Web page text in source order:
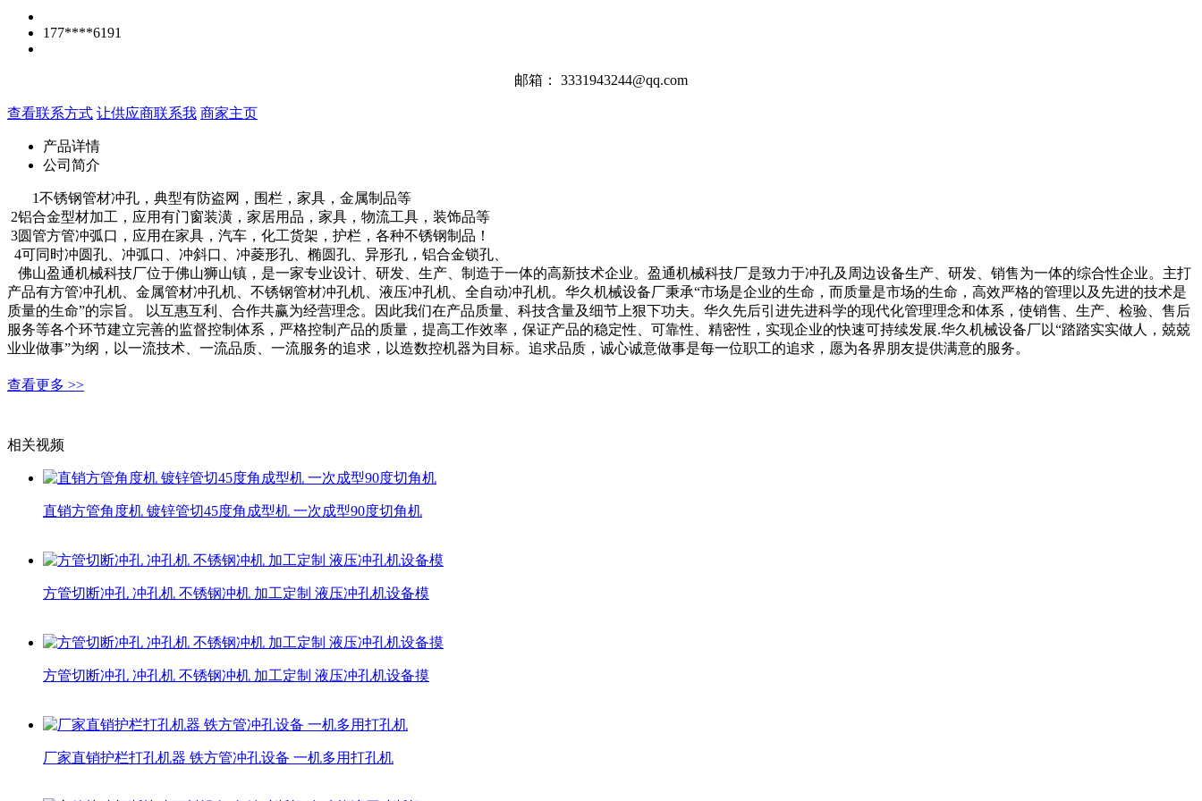
177****6191
邮箱： 3331943244@qq.com
查看联系方式 让供应商联系我 商家主页
产品详情
公司简介
1不锈钢管材冲孔，典型有防盗网，围栏，家具，金属制品等
2铝合金型材加工，应用有门窗装潢，家居用品，家具，物流工具，装饰品等
3圆管方管冲弧口，应用在家具，汽车，化工货架，护栏，各种不锈钢制品！
4可同时冲圆孔、冲弧口、冲斜口、冲菱形孔、椭圆孔、异形孔，铝合金锁孔、
佛山盈通机械科技厂位于佛山狮山镇，是一家专业设计、研发、生产、制造于一体的高新技术企业。盈通机械科技厂是致力于冲孔及周边设备生产、研发、销售为一体的综合性企业。主打
产品有方管冲孔机、金属管材冲孔机、不锈钢管材冲孔机、液压冲孔机、全自动冲孔机。华久机械设备厂秉承“市场是企业的生命，而质量是市场的生命，高效严格的管理以及先进的技术是
质量的生命”的宗旨。 以互惠互利、合作共赢为经营理念。因此我们在产品质量、科技含量及细节上狠下功夫。华久先后引进先进科学的现代化管理理念和体系，使销售、生产、检验、售后
服务等各个环节建立完善的监督控制体系，严格控制产品的质量，提高工作效率，保证产品的稳定性、可靠性、精密性，实现企业的快速可持续发展.华久机械设备厂以“踏踏实实做人，兢兢
业业做事”为纲，以一流技术、一流品质、一流服务的追求，以造数控机器为目标。追求品质，诚心诚意做事是每一位职工的追求，愿为各界朋友提供满意的服务。
查看更多 >>
相关视频
直销方管角度机 镀锌管切45度角成型机 一次成型90度切角机
方管切断冲孔 冲孔机 不锈钢冲机 加工定制 液压冲孔机设备模
方管切断冲孔 冲孔机 不锈钢冲机 加工定制 液压冲孔机设备摸
厂家直销护栏打孔机器 铁方管冲孔设备 一机多用打孔机